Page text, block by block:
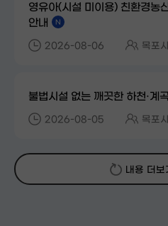
영유아(시설 미이용) 친환경농
안내
N
2026-08-06 목포
불법시설 없는 깨끗한 하천·계
2026-08-05 목포
내용 더보